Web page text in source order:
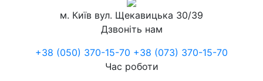
м. Київ вул. Щекавицька 30/39
Дзвоніть нам
+38 (050) 370-15-70 +38 (073) 370-15-70
Час роботи